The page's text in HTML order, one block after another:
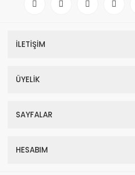
İLETİŞİM
ÜYELİK
SAYFALAR
HESABIM